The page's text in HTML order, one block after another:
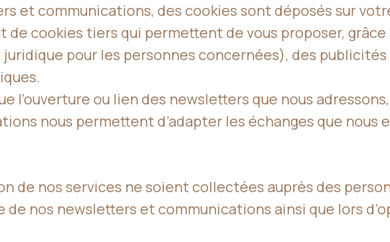
et communications, des cookies sont déposés sur
de cookies tiers qui permettent de vous proposer, grâce
pour les personnes concernées), des
ou lien des newsletters que nous
nous permettent d’adapter les échanges que nous
de nos services ne soient collectées auprès des
nos newsletters et communications ainsi que lors